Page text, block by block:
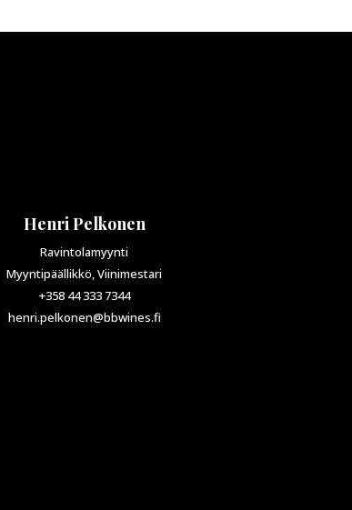
Henri Pelkonen
Ravintolamyynti
Myyntipäällikkö, Viinimestari
+358 44 333 7344
henri.pelkonen@bbwines.fi